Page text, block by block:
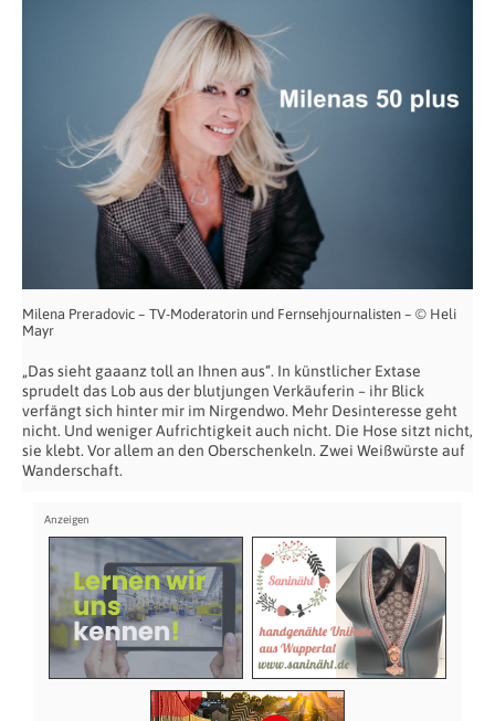
Milena Preradovic – TV-Moderatorin und Fernsehjournalisten – © Heli
Mayr
„Das sieht gaaanz toll an Ihnen aus“. In künstlicher Extase
sprudelt das Lob aus der blutjungen Verkäuferin – ihr Blick
verfängt sich hinter mir im Nirgendwo. Mehr Desinteresse geht
nicht. Und weniger Aufrichtigkeit auch nicht. Die Hose sitzt nicht,
sie klebt. Vor allem an den Oberschenkeln. Zwei Weißwürste auf
Wanderschaft.